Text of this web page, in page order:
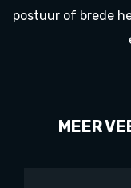
postuur of brede
MEER